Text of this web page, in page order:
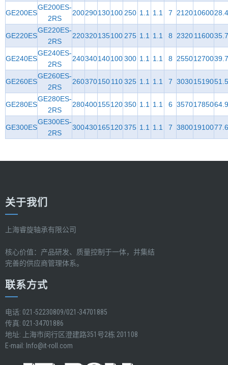
GE200ES
GE200ES-
2RS
200290130100 250 1.1 1.1 7 212010600
GE220ES
GE220ES-
2RS
220320135100 275 1.1 1.1 8 232011600
GE240ES
GE240ES-
2RS
240340140100300 1.1 1.1 8 255012700
GE260ES
GE260ES-
2RS
260370150110 325 1.1 1.1 7 303015190
GE280ES
GE280ES-
2RS
280400155120350 1.1 1.1 6 357017850
GE300ES
GE300ES-
2RS
300430165120375 1.1 1.1 7 380019100
关于我们
上海睿旋轴承有限公司
核心价值：产品研发、质量控制于一体，并集结
完善的供应商管理体系。
联系方式
电话: 021-52230809/021-34701885
传真: 021-34701886
地址: 上海市闵行区澄建路351号2栋 201108
E-mail: Info@it-roll.com